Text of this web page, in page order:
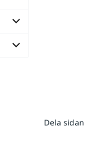
för
Radar
och
satellit
Undersidor
för
Väder
till
havs
Undersidor
för
Dela sidan